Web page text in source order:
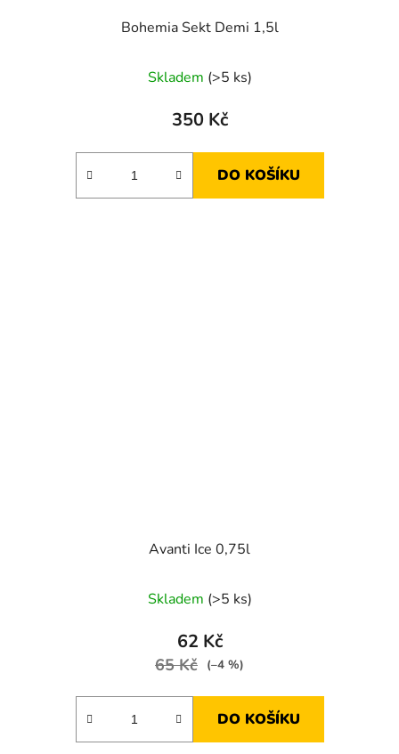
Bohemia Sekt Demi 1,5l
Skladem (>5 ks)
350 Kč
DO KOŠÍKU
Avanti Ice 0,75l
Skladem (>5 ks)
62 Kč
65 Kč (–4 %)
DO KOŠÍKU